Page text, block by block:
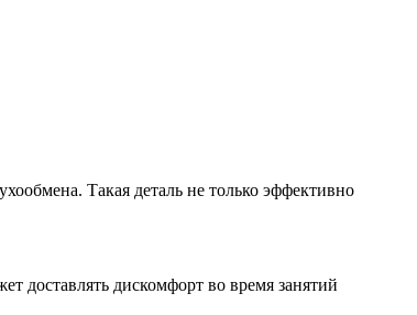
Такая деталь не только эффективно
доставлять дискомфорт во время занятий